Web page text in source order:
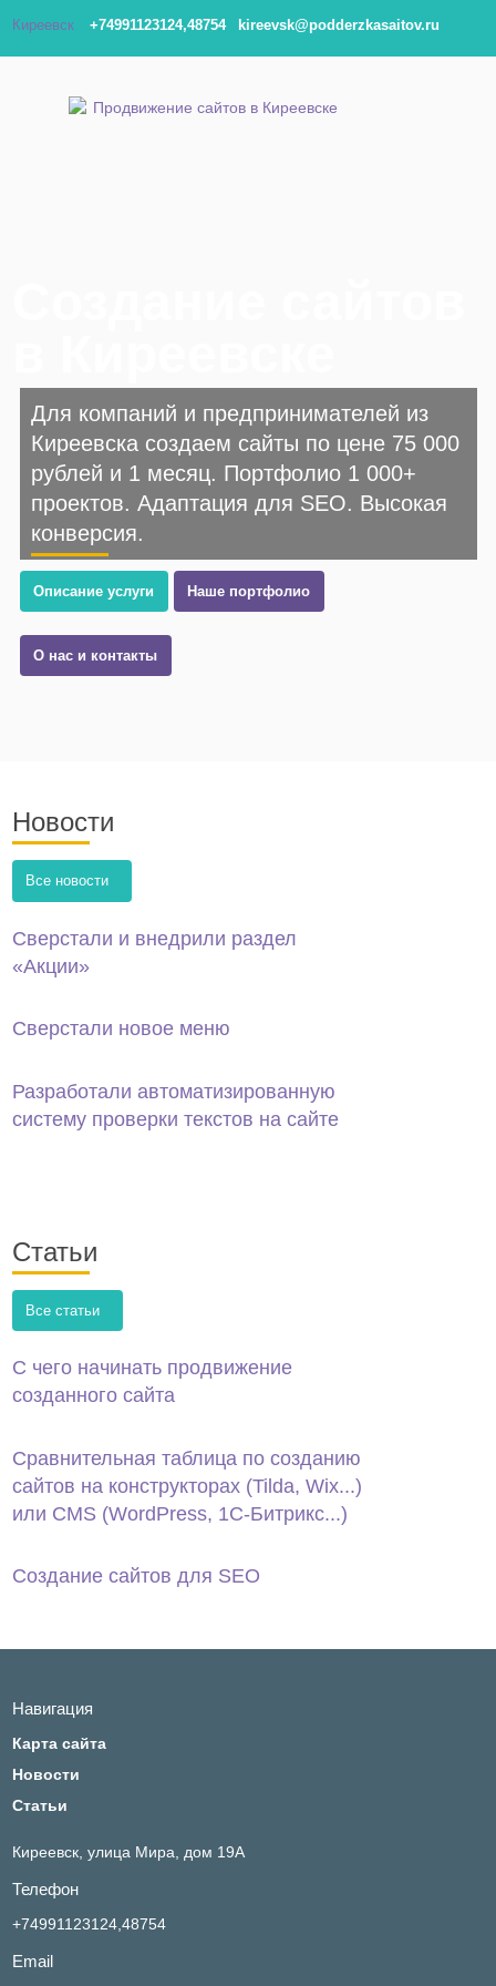
Киреевск +74991123124,48754 kireevsk@podderzkasaitov.ru
Для компаний и предпринимателей из
Киреевска создаем сайты по цене 75 000
рублей и 1 месяц. Портфолио 1 000+
проектов. Адаптация для SEO. Высокая
конверсия.
Описание услуги Наше портфолио
О нас и контакты
Новости
Все новости
Сверстали и внедрили раздел
«Акции»
Сверстали новое меню
Разработали автоматизированную
систему проверки текстов на сайте
Статьи
Все статьи
С чего начинать продвижение
созданного сайта
Сравнительная таблица по созданию
сайтов на конструкторах (Tilda, Wix...)
или CMS (WordPress, 1С‑Битрикс...)
Создание сайтов для SEO
Навигация
Карта сайта
Новости
Статьи
Киреевск, улица Мира, дом 19А
Телефон
+74991123124,48754
Email